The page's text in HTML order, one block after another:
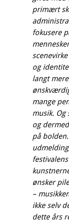
primært
fokusere
og
langt
mange
musik.
og
på
ønsker
–
ikke selv
dette års